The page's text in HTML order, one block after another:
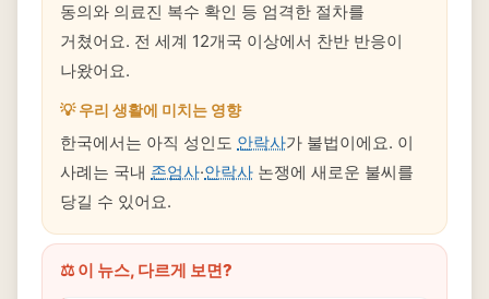
동의와 의료진 복수 확인 등 엄격한 절차를
거쳤어요. 전 세계 12개국 이상에서 찬반 반응이
나왔어요.
💡 우리 생활에 미치는 영향
한국에서는 아직 성인도 안락사가 불법이에요. 이
사례는 국내 존엄사·안락사 논쟁에 새로운 불씨를
당길 수 있어요.
⚖️ 이 뉴스, 다르게 보면?